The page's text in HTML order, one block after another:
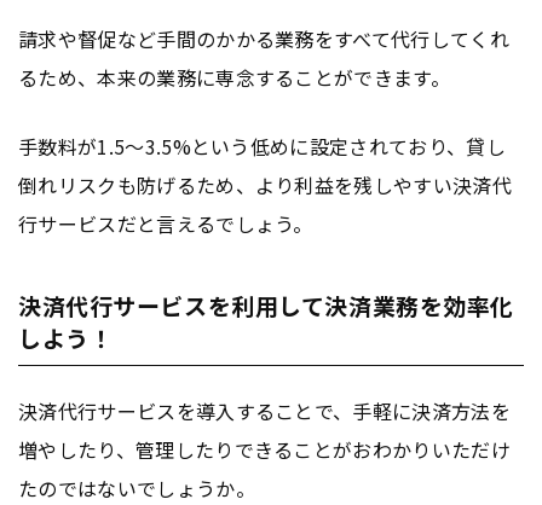
請求や督促など手間のかかる業務をすべて代行してくれ
るため、本来の業務に専念することができます。
手数料が1.5～3.5%という低めに設定されており、貸し
倒れリスクも防げるため、より利益を残しやすい決済代
行サービスだと言えるでしょう。
決済代行サービスを利用して決済業務を効率化
しよう！
決済代行サービスを導入することで、手軽に決済方法を
増やしたり、管理したりできることがおわかりいただけ
たのではないでしょうか。